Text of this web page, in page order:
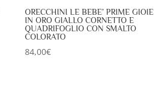
ORECCHINI LE BEBE’ PRIME GIOIE
IN ORO GIALLO CORNETTO E
QUADRIFOGLIO CON SMALTO
COLORATO
84,00€